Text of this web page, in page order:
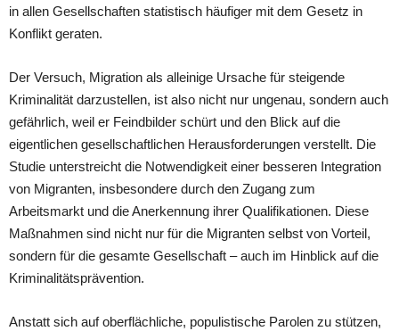
in allen Gesellschaften statistisch häufiger mit dem Gesetz in
Konflikt geraten.
Der Versuch, Migration als alleinige Ursache für steigende
Kriminalität darzustellen, ist also nicht nur ungenau, sondern auch
gefährlich, weil er Feindbilder schürt und den Blick auf die
eigentlichen gesellschaftlichen Herausforderungen verstellt. Die
Studie unterstreicht die Notwendigkeit einer besseren Integration
von Migranten, insbesondere durch den Zugang zum
Arbeitsmarkt und die Anerkennung ihrer Qualifikationen. Diese
Maßnahmen sind nicht nur für die Migranten selbst von Vorteil,
sondern für die gesamte Gesellschaft – auch im Hinblick auf die
Kriminalitätsprävention.
Anstatt sich auf oberflächliche, populistische Parolen zu stützen,